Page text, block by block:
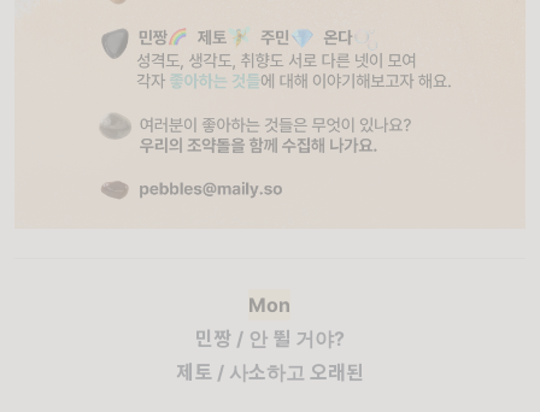
Mon
민짱 / 안 뛸 거야?
제토 / 사소하고 오래된